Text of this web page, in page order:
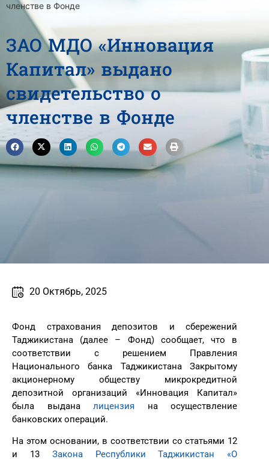
членстве в Фонде
ЗАО МДО «Инновация
Капитал» выдано
свидетельство о
членстве в Фонде
20 Октябрь, 2025
Фонд страхования депозитов и сбережений
Таджикистана (далее – Фонд) сообщает, что в
соответствии с решением Правления
Национального банка Таджикистана Закрытому
акционерному обществу микрокредитной
депозитной организаций «Инновация Капитал»
была выданалицензия
на осуществление
банковских операций.
На этом основании, в соответствии со статьями 12
и 13 Закона Республики Таджикистан «О